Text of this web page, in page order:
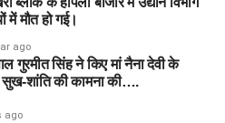
में मौत हो गई।
ago
गुरमीत सिंह ने किए मां नैना देवी के
सुख-शांति की कामना की….
ago